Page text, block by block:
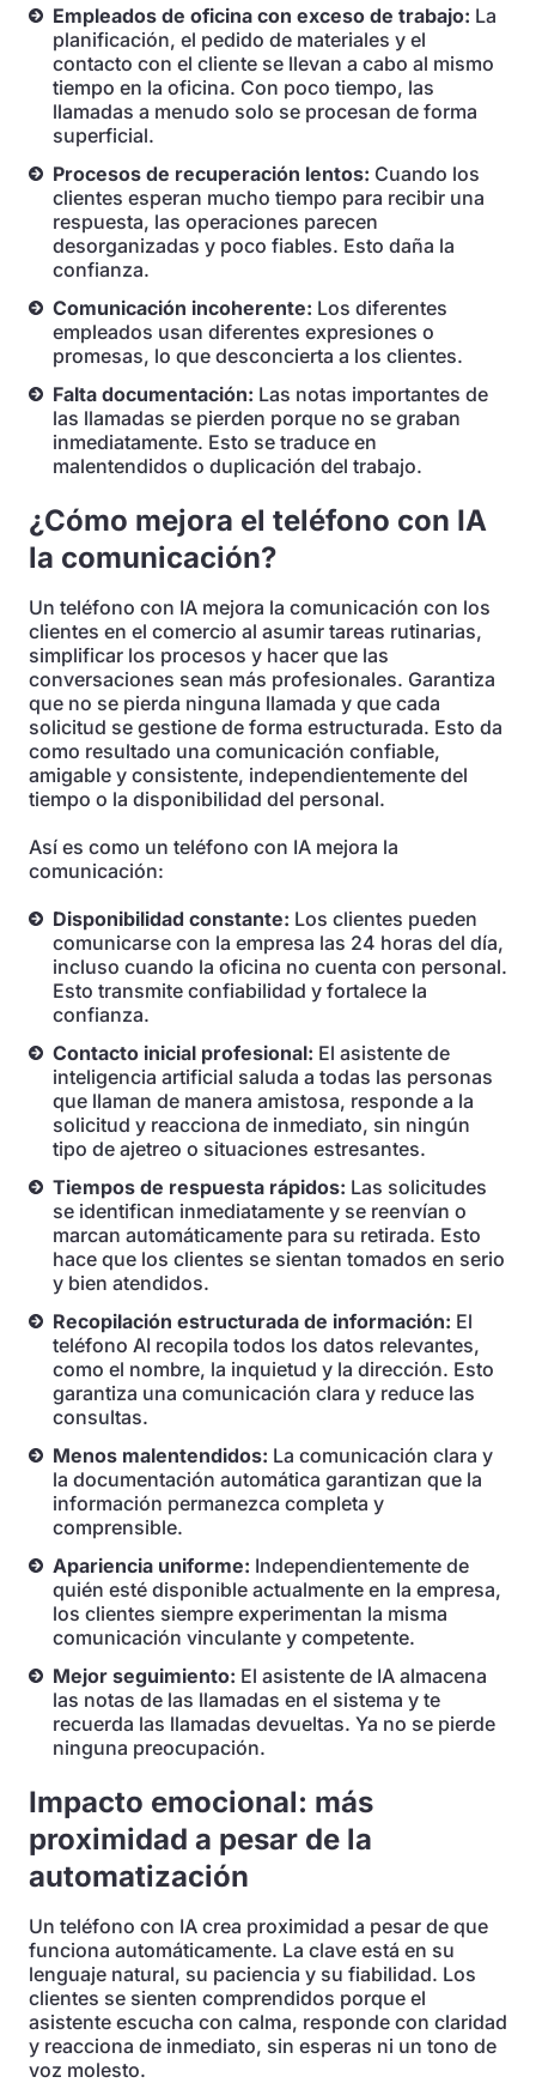
Empleados de oficina con exceso de trabajo: La
planificación, el pedido de materiales y el
contacto con el cliente se llevan a cabo al mismo
tiempo en la oficina. Con poco tiempo, las
llamadas a menudo solo se procesan de forma
superficial.
Procesos de recuperación lentos: Cuando los
clientes esperan mucho tiempo para recibir una
respuesta, las operaciones parecen
desorganizadas y poco fiables. Esto daña la
confianza.
Comunicación incoherente: Los diferentes
empleados usan diferentes expresiones o
promesas, lo que desconcierta a los clientes.
Falta documentación: Las notas importantes de
las llamadas se pierden porque no se graban
inmediatamente. Esto se traduce en
malentendidos o duplicación del trabajo.
¿Cómo mejora el teléfono con IA
la comunicación?
Un teléfono con IA mejora la comunicación con los
clientes en el comercio al asumir tareas rutinarias,
simplificar los procesos y hacer que las
conversaciones sean más profesionales. Garantiza
que no se pierda ninguna llamada y que cada
solicitud se gestione de forma estructurada. Esto da
como resultado una comunicación confiable,
amigable y consistente, independientemente del
tiempo o la disponibilidad del personal.
Así es como un teléfono con IA mejora la
comunicación:
Disponibilidad constante: Los clientes pueden
comunicarse con la empresa las 24 horas del día,
incluso cuando la oficina no cuenta con personal.
Esto transmite confiabilidad y fortalece la
confianza.
Contacto inicial profesional: El asistente de
inteligencia artificial saluda a todas las personas
que llaman de manera amistosa, responde a la
solicitud y reacciona de inmediato, sin ningún
tipo de ajetreo o situaciones estresantes.
Tiempos de respuesta rápidos: Las solicitudes
se identifican inmediatamente y se reenvían o
marcan automáticamente para su retirada. Esto
hace que los clientes se sientan tomados en serio
y bien atendidos.
Recopilación estructurada de información: El
teléfono AI recopila todos los datos relevantes,
como el nombre, la inquietud y la dirección. Esto
garantiza una comunicación clara y reduce las
consultas.
Menos malentendidos: La comunicación clara y
la documentación automática garantizan que la
información permanezca completa y
comprensible.
Apariencia uniforme: Independientemente de
quién esté disponible actualmente en la empresa,
los clientes siempre experimentan la misma
comunicación vinculante y competente.
Mejor seguimiento: El asistente de IA almacena
las notas de las llamadas en el sistema y te
recuerda las llamadas devueltas. Ya no se pierde
ninguna preocupación.
Impacto emocional: más
proximidad a pesar de la
automatización
Un teléfono con IA crea proximidad a pesar de que
funciona automáticamente. La clave está en su
lenguaje natural, su paciencia y su fiabilidad. Los
clientes se sienten comprendidos porque el
asistente escucha con calma, responde con claridad
y reacciona de inmediato, sin esperas ni un tono de
voz molesto.